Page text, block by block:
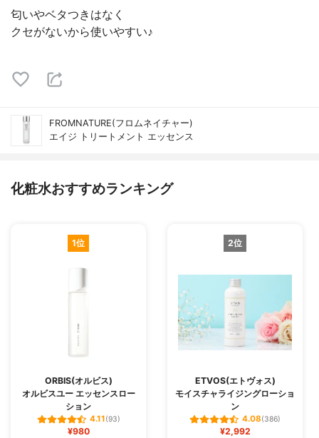
匂いやベタつきはなく
クセがないから使いやすい♪
FROMNATURE(フロムネイチャー)
エイジ トリートメント エッセンス
化粧水おすすめランキング
1位
ORBIS(オルビス)
オルビスユー エッセンスロー
ション
4.11(93)
¥980
2位
ETVOS(エトヴォス)
モイスチャライジングローショ
ン
4.08(386)
¥2,992